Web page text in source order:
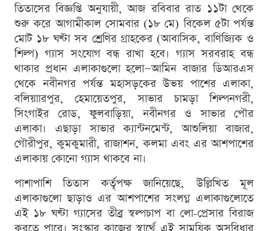
তিতাসের বিজ্ঞপ্তি অনুযায়ী, আজ রবিবার রাত ১১টা থেকে
শুরু করে আগামীকাল সোমবার (১৮ মে) বিকেল ৫টা পর্যন্ত
মোট ১৮ ঘণ্টা সব শ্রেণির গ্রাহকের (আবাসিক, বাণিজ্যিক ও
শিল্প) গ্যাস সংযোগ বন্ধ রাখা হবে। গ্যাস সরবরাহ বন্ধ
থাকার প্রধান এলাকাগুলো হলো—আমিন বাজার ডিআরএস
থেকে নবীনগর পর্যন্ত মহাসড়কের উভয় পাশের এলাকা,
বলিয়াারপুর, হেমায়েতপুর, সাভার চামড়া শিল্পনগরী,
সিংগাইর রোড, ফুলবাড়িয়া, নবীনগর ও সাভার পৌর
এলাকা। এছাড়া সাভার ক্যান্টনমেন্ট, আশুলিয়া বাজার,
গৌরীপুর, কুমকুমারী, রাজাশন, কলমা এবং এর আশপাশের
এলাকায় কোনো গ্যাস থাকবে না।
পাশাপাশি তিতাস কর্তৃপক্ষ জানিয়েছে, উল্লিখিত মূল
এলাকাগুলো ছাড়াও এর আশপাশের সংলগ্ন এলাকাগুলোতে
এই ১৮ ঘণ্টা গ্যাসের তীব্র স্বল্পচাপ বা লো-প্রেসার বিরাজ